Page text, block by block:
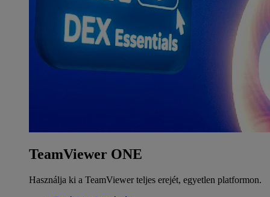
TeamViewer ONE
Használja ki a TeamViewer teljes erejét, egyetlen platformon.